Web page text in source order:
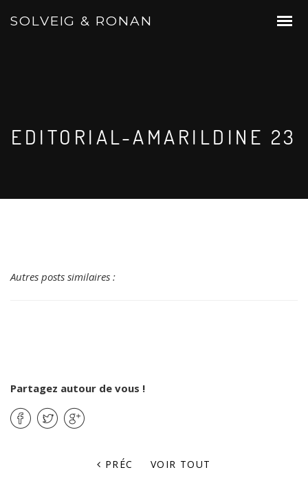
SOLVEIG & RONAN
EDITORIAL-AMARILDINE 23
Autres posts similaires :
Partagez autour de vous !
PRÉC VOIR TOUT